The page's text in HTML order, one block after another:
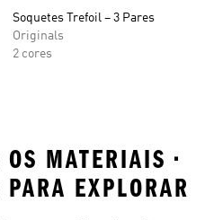
Soquetes Trefoil – 3 Pares
Originals
2 cores
OS MATERIAIS •
EXPLORAR